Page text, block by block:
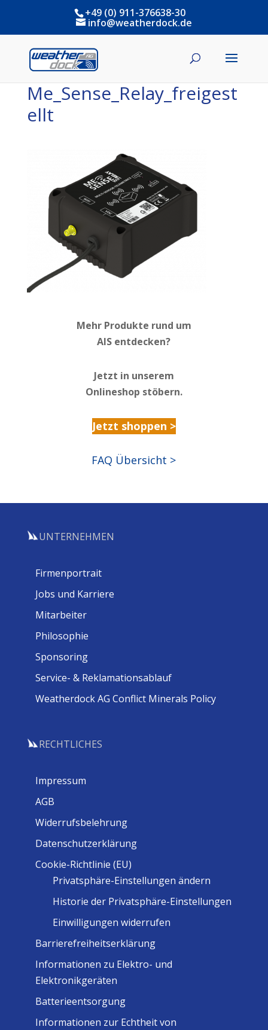
+49 (0) 911-376638-30
info@weatherdock.de
Me_Sense_Relay_freigest
ellt
Mehr Produkte rund um
AIS entdecken?
Jetzt in unserem
Onlineshop stöbern.
Jetzt shoppen >
FAQ Übersicht >
UNTERNEHMEN
Firmenportrait
Jobs und Karriere
Mitarbeiter
Philosophie
Sponsoring
Service- & Reklamationsablauf
Weatherdock AG Conflict Minerals Policy
RECHTLICHES
Impressum
AGB
Widerrufsbelehrung
Datenschutzerklärung
Cookie-Richtlinie (EU)
Privatsphäre-Einstellungen ändern
Historie der Privatsphäre-Einstellungen
Einwilligungen widerrufen
Barrierefreiheitserklärung
Informationen zu Elektro- und
Elektronikgeräten
Batterieentsorgung
Informationen zur Echtheit von